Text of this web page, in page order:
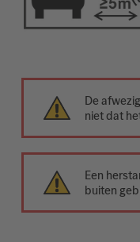
De
niet dat
Een
buiten